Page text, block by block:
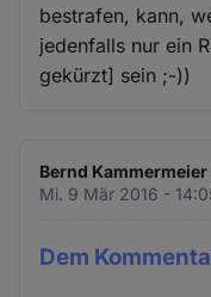
bestrafen, kann,
jedenfalls nur ein
gekürzt] sein ;-))
Bernd
Mi. 9 Mär 2016 -
Dem